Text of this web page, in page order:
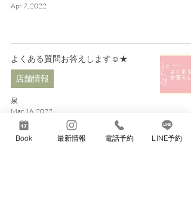
Apr 7, 2022
よくある質問お答えします☺★
店舗情報
泉
Mar 16, 2022
Book 最新情報 電話予約 LINE予約